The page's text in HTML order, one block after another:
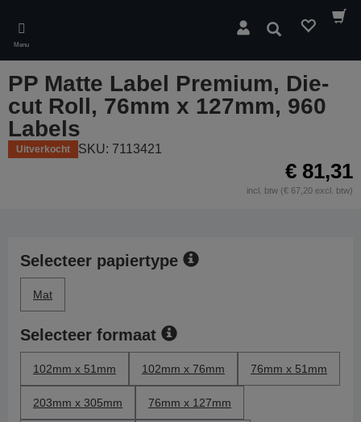
main
content
Menu
Zoeken
PP Matte Label Premium, Die-
cut Roll, 76mm x 127mm, 960
Labels
Uitverkocht SKU: 7113421
€ 81,31
incl. btw (€ 67,20 excl. btw)
Selecteer papiertype
Mat
Selecteer formaat
102mm x 51mm 102mm x 76mm 76mm x 51mm
203mm x 305mm 76mm x 127mm